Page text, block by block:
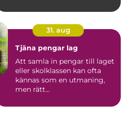
31. aug
Tjäna pengar lag
Att samla in pengar till laget
eller skolklassen kan ofta
kännas som en utmaning,
men rätt...